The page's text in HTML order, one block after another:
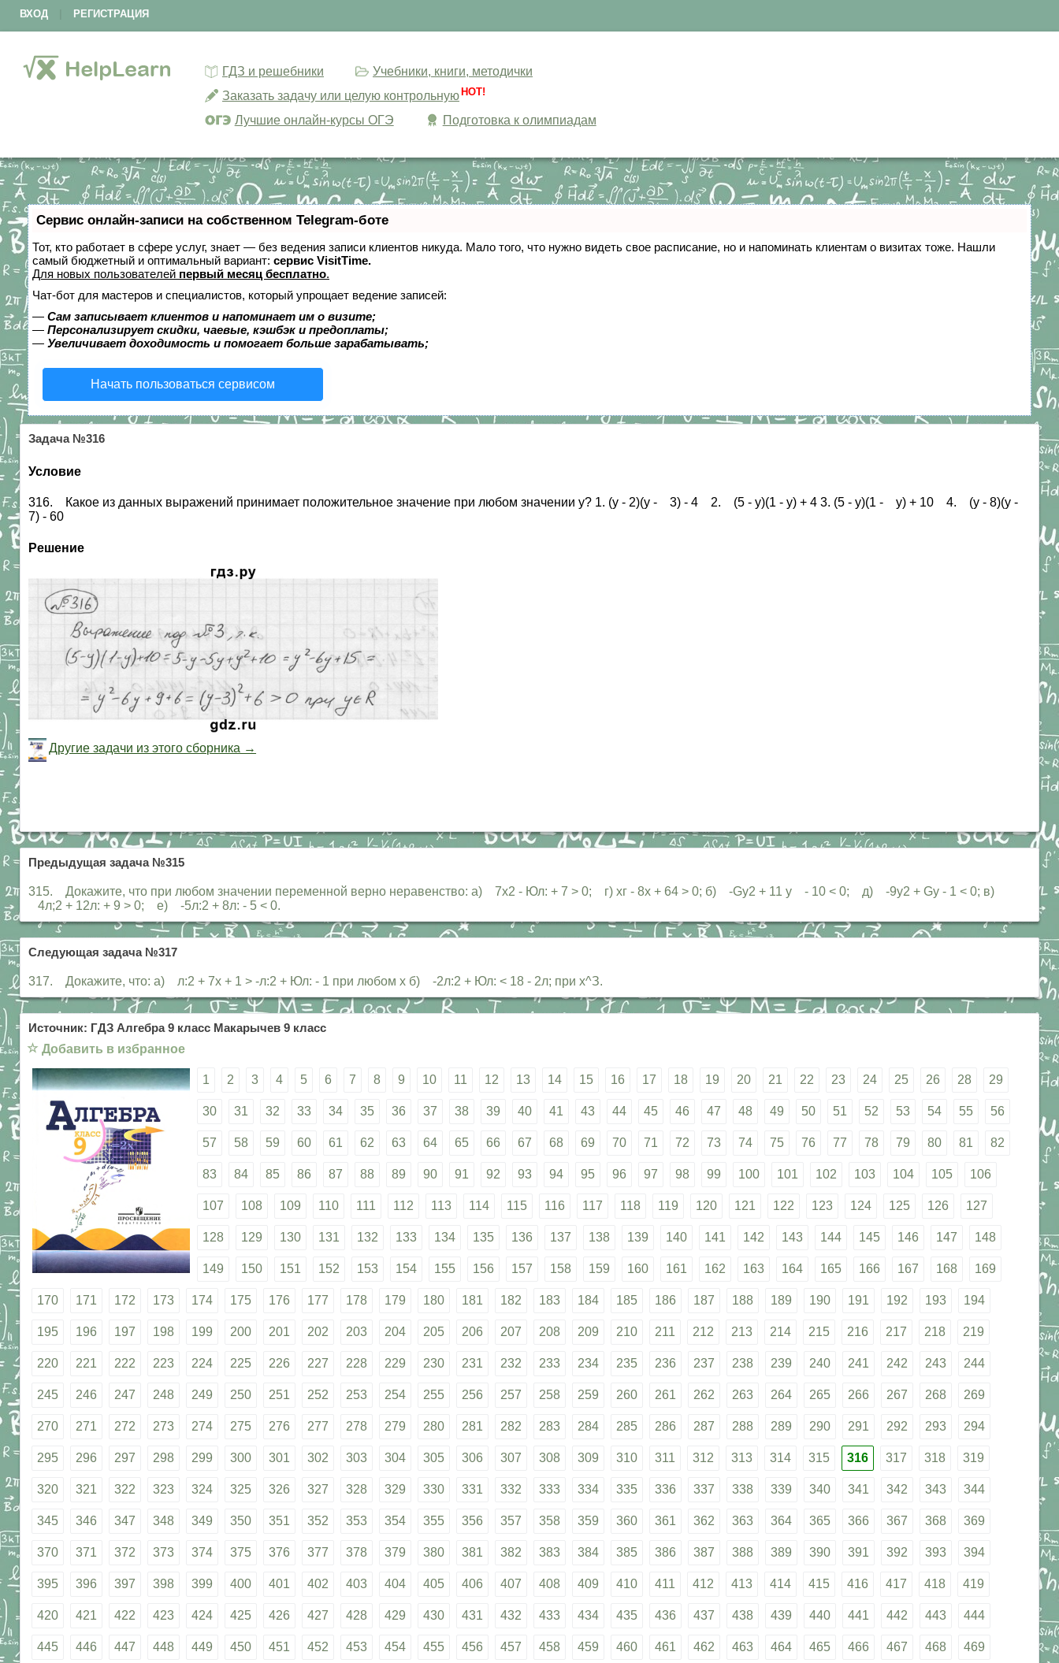
ВХОД РЕГИСТРАЦИЯ
ГДЗ и решебники
Учебники, книги, методички
Заказать задачу или целую контрольную HOT!
Лучшие онлайн-курсы ОГЭ Подготовка к олимпиадам
Сервис онлайн-записи на собственном Telegram-боте
Тот, кто работает в сфере услуг, знает — без ведения записи клиентов никуда. Мало того, что нужно видеть свое расписание, но и напоминать клиентам о визитах тоже. Нашли
самый бюджетный и оптимальный вариант: сервис VisitTime.
Для новых пользователей первый месяц бесплатно.
Чат-бот для мастеров и специалистов, который упрощает ведение записей:
— Сам записывает клиентов и напоминает им о визите;
— Персонализирует скидки, чаевые, кэшбэк и предоплаты;
— Увеличивает доходимость и помогает больше зарабатывать;
Начать пользоваться сервисом
Задача №316
Условие
316. Какое из данных выражений принимает положительное значение при любом значении у? 1. (у - 2)(у - 3) - 4 2. (5 - у)(1 - у) + 4 3. (5 - у)(1 - у) + 10 4. (у - 8)(у -
7) - 60
Решение
Другие задачи из этого сборника →
Предыдущая задача №315
315. Докажите, что при любом значении переменной верно неравенство: а) 7х2 - Юл: + 7 > 0; г) хг - 8х + 64 > 0; б) -Gy2 + 11 у - 10 < 0; д) -9у2 + Gy - 1 < 0; в)
4л;2 + 12л: + 9 > 0; е) -5л:2 + 8л: - 5 < 0.
Следующая задача №317
317. Докажите, что: а) л:2 + 7х + 1 > -л:2 + Юл: - 1 при любом х б) -2л:2 + Юл: < 18 - 2л; при х^З.
Источник: ГДЗ Алгебра 9 класс Макарычев 9 класс
☆ Добавить в избранное
1 2 3 4 5 6 7 8 9 10 11 12 13 14 15 16 17 18 19 20 21 22 23 24 25 26 28 29
30 31 32 33 34 35 36 37 38 39 40 41 43 44 45 46 47 48 49 50 51 52 53 54 55 56
57 58 59 60 61 62 63 64 65 66 67 68 69 70 71 72 73 74 75 76 77 78 79 80 81 82
83 84 85 86 87 88 89 90 91 92 93 94 95 96 97 98 99 100 101 102 103 104 105 106
107 108 109 110 111 112 113 114 115 116 117 118 119 120 121 122 123 124 125 126 127
128 129 130 131 132 133 134 135 136 137 138 139 140 141 142 143 144 145 146 147 148
149 150 151 152 153 154 155 156 157 158 159 160 161 162 163 164 165 166 167 168 169
170 171 172 173 174 175 176 177 178 179 180 181 182 183 184 185 186 187 188 189 190 191 192 193 194
195 196 197 198 199 200 201 202 203 204 205 206 207 208 209 210 211 212 213 214 215 216 217 218 219
220 221 222 223 224 225 226 227 228 229 230 231 232 233 234 235 236 237 238 239 240 241 242 243 244
245 246 247 248 249 250 251 252 253 254 255 256 257 258 259 260 261 262 263 264 265 266 267 268 269
270 271 272 273 274 275 276 277 278 279 280 281 282 283 284 285 286 287 288 289 290 291 292 293 294
295 296 297 298 299 300 301 302 303 304 305 306 307 308 309 310 311 312 313 314 315 316 317 318 319
320 321 322 323 324 325 326 327 328 329 330 331 332 333 334 335 336 337 338 339 340 341 342 343 344
345 346 347 348 349 350 351 352 353 354 355 356 357 358 359 360 361 362 363 364 365 366 367 368 369
370 371 372 373 374 375 376 377 378 379 380 381 382 383 384 385 386 387 388 389 390 391 392 393 394
395 396 397 398 399 400 401 402 403 404 405 406 407 408 409 410 411 412 413 414 415 416 417 418 419
420 421 422 423 424 425 426 427 428 429 430 431 432 433 434 435 436 437 438 439 440 441 442 443 444
445 446 447 448 449 450 451 452 453 454 455 456 457 458 459 460 461 462 463 464 465 466 467 468 469